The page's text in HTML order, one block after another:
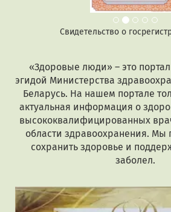
Свидетельство о
«Здоровые люди» – это
эгидой Министерства
Беларусь. На нашем портале
актуальная информация о
высококвалифицированных
области здравоохранения.
сохранить здоровье и
заболел.